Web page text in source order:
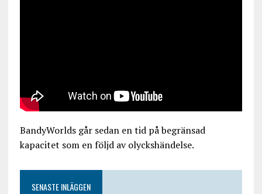
BandyWorlds går sedan en tid på begränsad
kapacitet som en följd av olyckshändelse.
SENASTE INLÄGGEN